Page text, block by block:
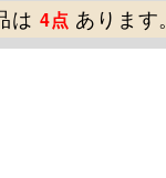
は 4点 あります。